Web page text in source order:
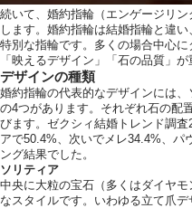
続いて、婚約指輪（エンゲージリ
します。婚約指輪は結婚指輪と違
特別な指輪です。多くの場合中心に
「映えるデザイン」「石の品質」が
デザインの種類
婚約指輪の代表的なデザインには
の4つがあります。それぞれ石の配
びます。ゼクシィ結婚トレンド調
アで50.4%、次いでメレ34.4%、パ
ング結果でした。
ソリティア
中央に大粒の宝石（多くはダイヤ
なスタイルです。いわゆる立て爪